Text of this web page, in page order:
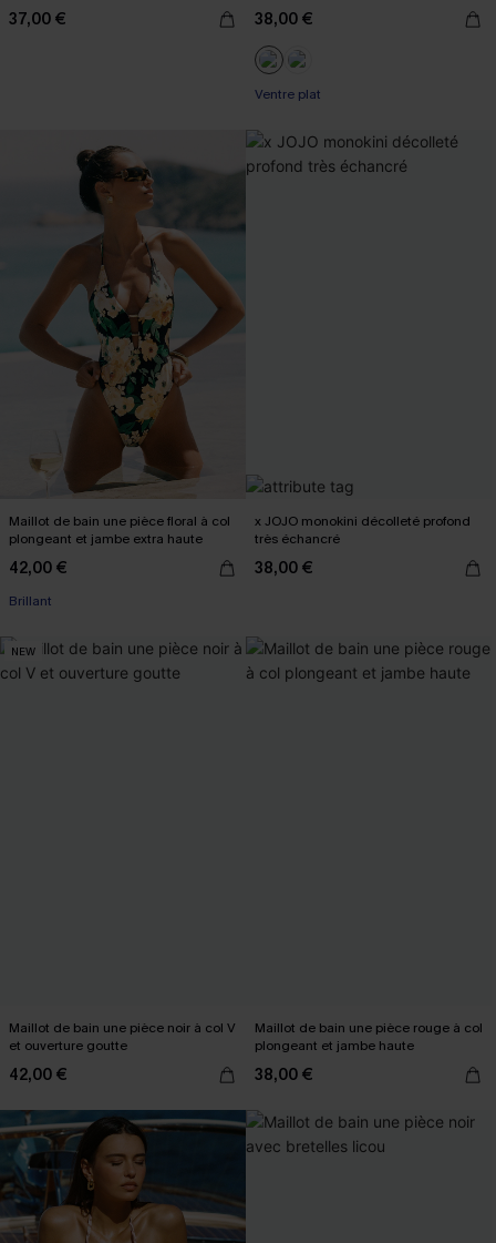
37,00 € 38,00 €
Ventre plat
Maillot de bain une pièce floral à col
plongeant et jambe extra haute
42,00 €
Brillant
x JOJO monokini décolleté profond
très échancré
38,00 €
NEW
Maillot de bain une pièce noir à col V
et ouverture goutte
42,00 €
Maillot de bain une pièce rouge à col
plongeant et jambe haute
38,00 €